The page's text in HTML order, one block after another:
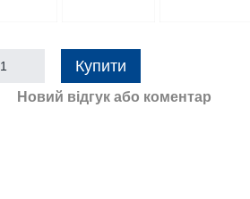
Купити
Новий відгук або коментар